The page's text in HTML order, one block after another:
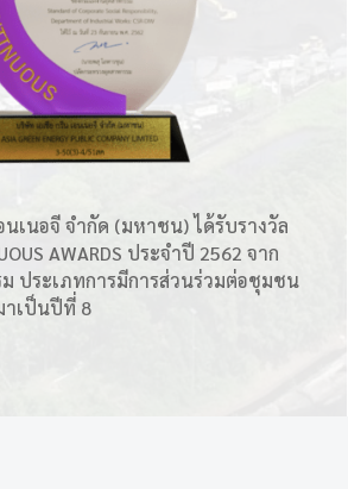
นเนอจี จำกัด (มหาชน) ได้รับรางวัล
AWARDS ประจำปี 2562 จาก
ประเภทการมีการส่วนร่วมต่อชุมชน
าเป็นปีที่ 8